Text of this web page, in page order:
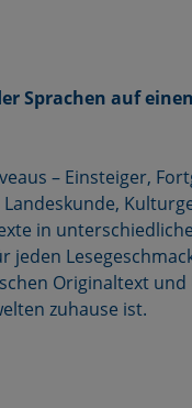
Sprachen auf
– Einsteiger,
in
jeden
Originaltext
zuhause ist.